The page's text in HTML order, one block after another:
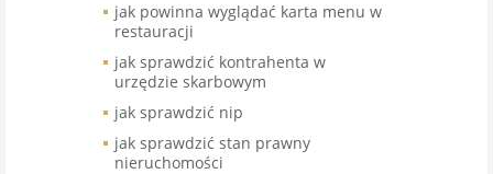
jak powinna wyglądać karta menu w
restauracji
jak sprawdzić kontrahenta w
urzędzie skarbowym
jak sprawdzić nip
jak sprawdzić stan prawny
nieruchomości